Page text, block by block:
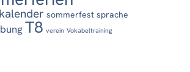
sommerfest sprache
T8 verein Vokabeltraining